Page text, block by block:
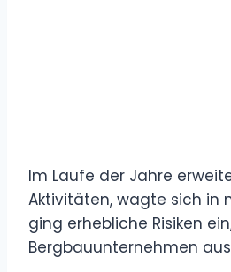
Im Laufe der Jahre
Aktivitäten, wagte sich in
ging erhebliche Risiken
Bergbauunternehmen